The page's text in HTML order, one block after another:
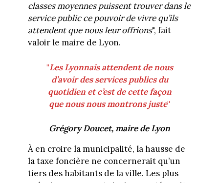
classes moyennes puissent trouver dans le
service public ce pouvoir de vivre qu’ils
attendent que nous leur offrions", fait
valoir le maire de Lyon.
"Les Lyonnais attendent de nous
d’avoir des services publics du
quotidien et c’est de cette façon
que nous nous montrons juste"
Grégory Doucet, maire de Lyon
À en croire la municipalité, la hausse de
la taxe foncière ne concernerait qu’un
tiers des habitants de la ville. Les plus